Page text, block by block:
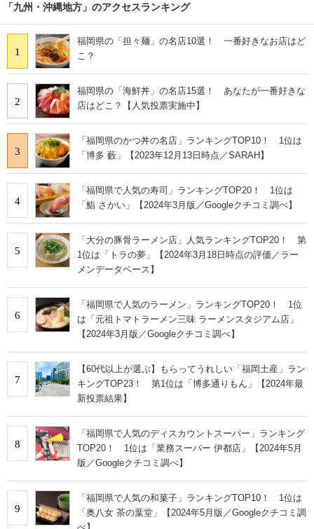
「九州・沖縄地方」のアクセスランキング
1
福岡県の「担々麺」の名店10選！ 一番好きなお店はど
こ？
2
福岡県の「海鮮丼」の名店15選！ あなたが一番好きな
店はどこ？【人気投票実施中】
3
「福岡県のかつ丼の名店」ランキングTOP10！ 1位は
「博多 藪」【2023年12月13日時点／SARAH】
4
「福岡県で人気の寿司」ランキングTOP20！ 1位は
「鮨 さかい」【2024年3月版／Googleクチコミ調べ】
5
「大分の豚骨ラーメン店」人気ランキングTOP20！ 第
1位は「トラの夢」【2024年3月18日時点の評価／ラー
メンデータベース】
6
「福岡県で人気のラーメン」ランキングTOP20！ 1位
は「元祖トマトラーメン三味 ラーメンスタジアム店」
【2024年3月版／Googleクチコミ調べ】
7
【60代以上が選ぶ】もらってうれしい「福岡土産」ラン
キングTOP23！ 第1位は「博多通りもん」【2024年最
新投票結果】
8
「福岡県で人気のディスカウントスーパー」ランキング
TOP20！ 1位は「業務スーパー 伊都店」【2024年5月
版／Googleクチコミ調べ】
9
「福岡県で人気の和菓子」ランキングTOP10！ 1位は
「奥八女 茶の葉堂」【2024年5月版／Googleクチコミ調